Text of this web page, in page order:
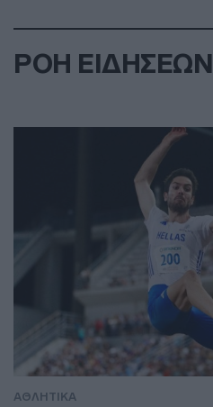
ΡΟΗ ΕΙΔΗΣΕΩΝ
ΑΘΛΗΤΙΚΑ